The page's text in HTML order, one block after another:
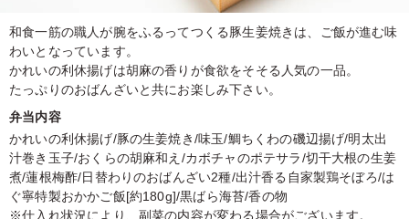
和食一筋の職人が腕をふるってつくる豚生姜焼きは、ご飯が進む味
わいとなっています。
かれいの利休揚げは胡麻の香りが食欲をそそる人気の一品。
たっぷりのおばんざいと共にお楽しみ下さい。
弁当内容
かれいの利休揚げ/豚の生姜焼き/味玉/鯛ちくわの磯辺揚げ/明太出
汁巻き玉子/おくらの胡麻和え/カボチャのポテサラ/切干大根の生姜
煮/蓮根梅酢/日替わりのおばんざい2種/出汁香る自家製鶏そぼろ/は
ぐ寧特製おかかご飯[約180g]/黒ばら海苔/香の物
※仕入れ状況により、副菜の内容が変わる場合がございます。